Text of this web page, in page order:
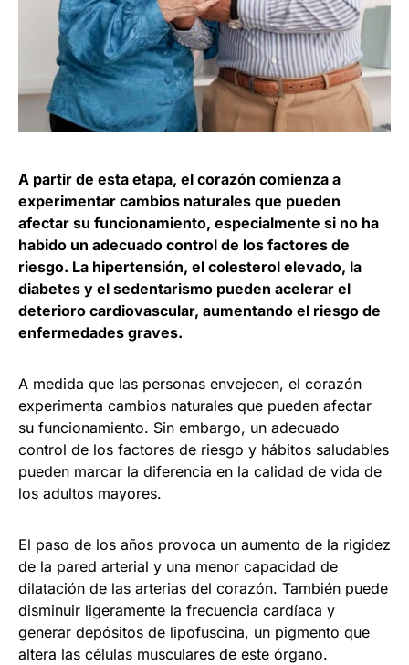
A partir de esta etapa, el corazón comienza a
experimentar cambios naturales que pueden
afectar su funcionamiento, especialmente si no ha
habido un adecuado control de los factores de
riesgo. La hipertensión, el colesterol elevado, la
diabetes y el sedentarismo pueden acelerar el
deterioro cardiovascular, aumentando el riesgo de
enfermedades graves.
A medida que las personas envejecen, el corazón
experimenta cambios naturales que pueden afectar
su funcionamiento. Sin embargo, un adecuado
control de los factores de riesgo y hábitos saludables
pueden marcar la diferencia en la calidad de vida de
los adultos mayores.
El paso de los años provoca un aumento de la rigidez
de la pared arterial y una menor capacidad de
dilatación de las arterias del corazón. También puede
disminuir ligeramente la frecuencia cardíaca y
generar depósitos de lipofuscina, un pigmento que
altera las células musculares de este órgano.